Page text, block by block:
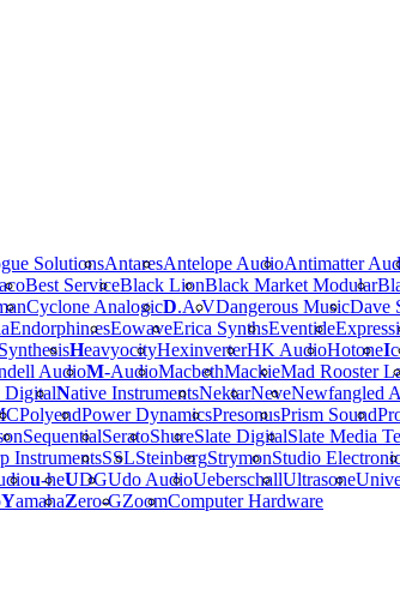
SolutionsAntaresAntelope AudioAntimatter
Best ServiceBlack LionBlack Market Modular
Cyclone AnalogicD.A.VDangerous MusicDave
Endorphin.esEowaveErica SynthsEventide
HeavyocityHexinverterHK AudioHotoneI
AudioM-AudioMacbethMackieMad Rooster
DigitalNative InstrumentsNektarNeveNewfangled
PolyendPower DynamicsPresonusPrism Sound
SequentialSeratoShureSlate DigitalSlate Media
InstrumentsSSLSteinbergStrymonStudio
u-heUDGUdo AudioUeberschallUltrasone
YamahaZero-GZoomComputer Hardware